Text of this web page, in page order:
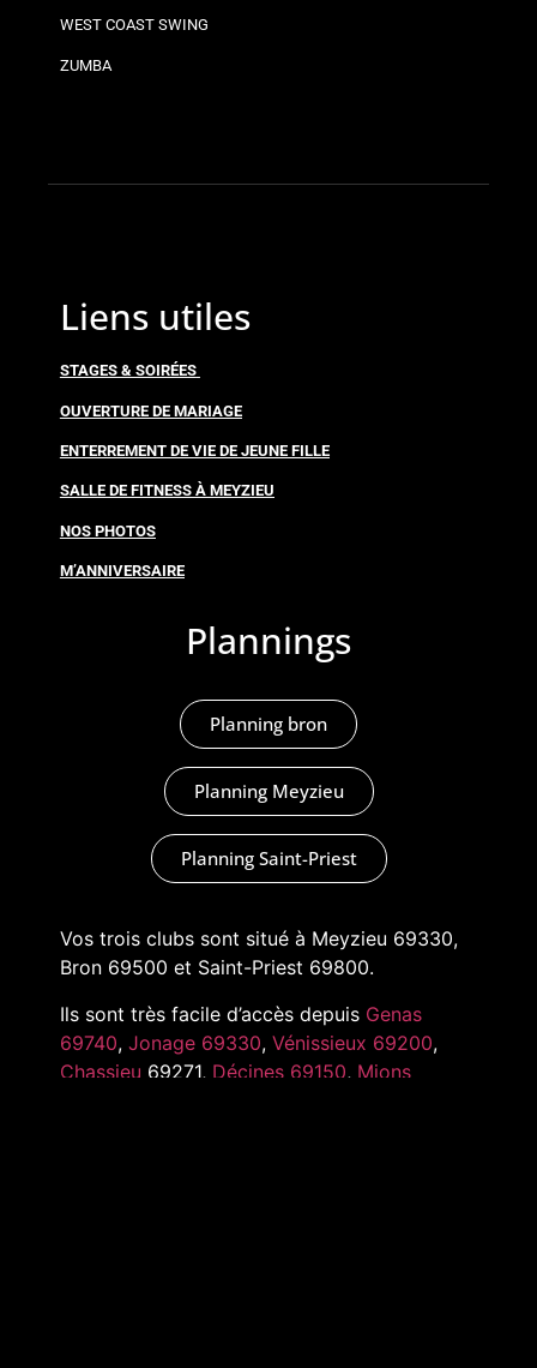
WEST COAST SWING
ZUMBA
Liens utiles
STAGES & SOIRÉES
OUVERTURE DE MARIAGE
ENTERREMENT DE VIE DE JEUNE FILLE
SALLE DE FITNESS À MEYZIEU
NOS PHOTOS
M’ANNIVERSAIRE
Plannings
Planning bron
Planning Meyzieu
Planning Saint-Priest
Vos trois clubs sont situé à Meyzieu 69330,
Bron 69500 et Saint-Priest 69800.
Ils sont très facile d’accès depuis Genas
69740, Jonage 69330, Vénissieux 69200,
Chassieu 69271, Décines 69150, Mions